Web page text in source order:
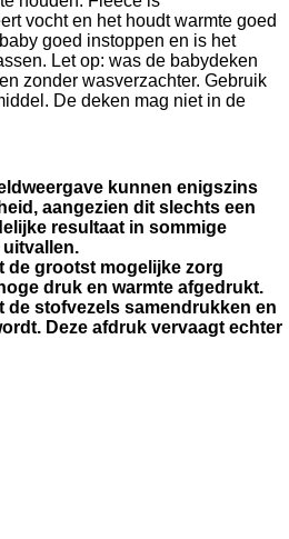
vocht en het houdt warmte goed
goed instoppen en is het
Let op: was de babydeken
zonder wasverzachter. Gebruik
De deken mag niet in de
kunnen enigszins
aangezien dit slechts een
resultaat in sommige
de grootst mogelijke zorg
druk en warmte afgedrukt.
de stofvezels samendrukken en
Deze afdruk vervaagt echter